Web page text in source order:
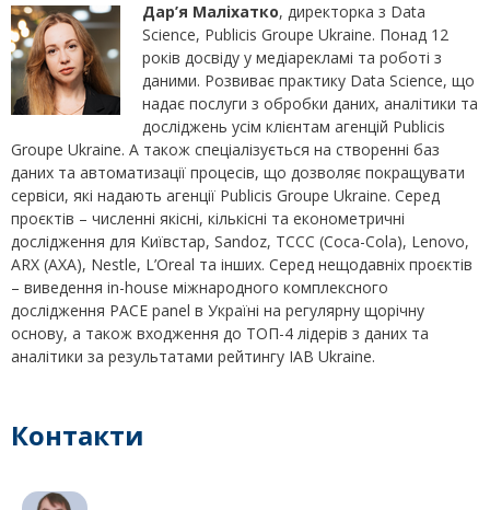
Дар’я Маліхатко, директорка з Data
Science, Publicis Groupe Ukraine. Понад 12
років досвіду у медіарекламі та роботі з
даними. Розвиває практику Data Science, що
надає послуги з обробки даних, аналітики та
досліджень усім клієнтам агенцій Publicis
Groupe Ukraine. А також спеціалізується на створенні баз
даних та автоматизації процесів, що дозволяє покращувати
сервіси, які надають агенції Publicis Groupe Ukraine. Серед
проєктів – численні якісні, кількісні та економетричні
дослідження для Київстар, Sandoz, TCCC (Coca-Cola), Lenovo,
ARX (AXA), Nestle, L’Oreal та інших. Серед нещодавніх проєктів
– виведення in-house міжнародного комплексного
дослідження PACE panel в Україні на регулярну щорічну
основу, а також входження до ТОП-4 лідерів з даних та
аналітики за результатами рейтингу IAB Ukraine.
Контакти